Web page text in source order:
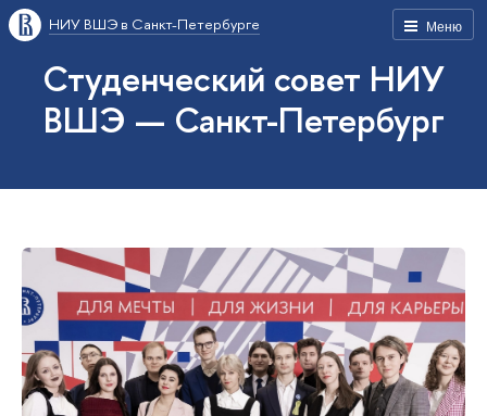
Меню
НИУ ВШЭ в Санкт-Петербурге
Студенческий совет НИУ
ВШЭ — Санкт-Петербург